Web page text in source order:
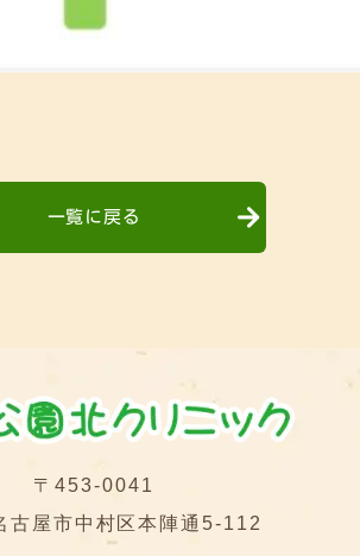
一覧に戻る
〒453-0041
古屋市中村区本陣通5-112